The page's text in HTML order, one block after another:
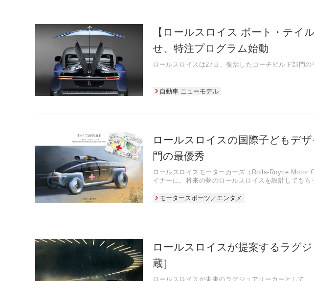
自動車 ニューモデル
【ロールスロイス ボート・テイ
せ、特注プログラム始動
ロールスロイスは27日、復活したコーチビルド部門
モータースポーツ／エンタメ
ロールスロイスの国際子どもデ
門の最優秀
ロールスロイスモーターカーズ（Rolls-Royce Motor
イナーに、将来の夢のロールスロイスを設計してもら
ロールスロイスが提案するラグ
蔵］
ロールスロイスが未来のラグジュアリーカーとして